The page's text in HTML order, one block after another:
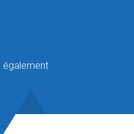
également